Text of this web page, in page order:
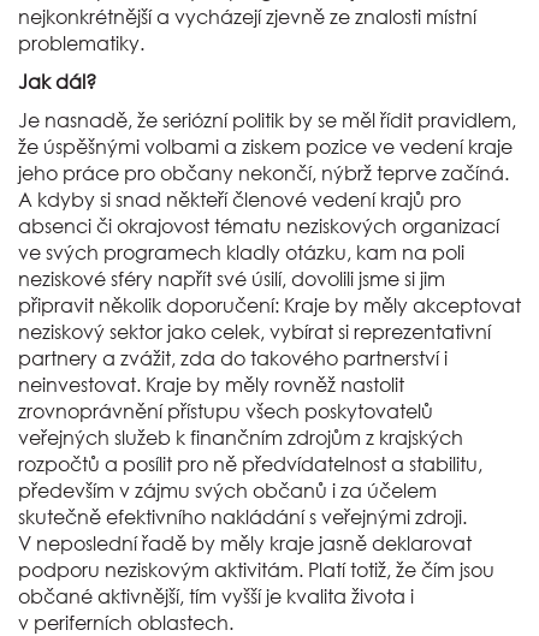
nejkonkrétnější a vycházejí zjevně ze znalosti místní
problematiky.
Jak dál?
Je nasnadě, že seriózní politik by se měl řídit pravidlem,
že úspěšnými volbami a ziskem pozice ve vedení kraje
jeho práce pro občany nekončí, nýbrž teprve začíná.
A kdyby si snad někteří členové vedení krajů pro
absenci či okrajovost tématu neziskových organizací
ve svých programech kladly otázku, kam na poli
neziskové sféry napřít své úsilí, dovolili jsme si jim
připravit několik doporučení: Kraje by měly akceptovat
neziskový sektor jako celek, vybírat si reprezentativní
partnery a zvážit, zda do takového partnerství i
neinvestovat. Kraje by měly rovněž nastolit
zrovnoprávnění přístupu všech poskytovatelů
veřejných služeb k finančním zdrojům z krajských
rozpočtů a posílit pro ně předvídatelnost a stabilitu,
především v zájmu svých občanů i za účelem
skutečně efektivního nakládání s veřejnými zdroji.
V neposlední řadě by měly kraje jasně deklarovat
podporu neziskovým aktivitám. Platí totiž, že čím jsou
občané aktivnější, tím vyšší je kvalita života i
v periferních oblastech.